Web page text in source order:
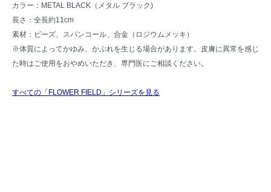
カラー：METAL BLACK（メタル ブラック)
長さ：全長約11cm
素材：ビーズ、スパンコール、合金（ロジウムメッキ）
※体質によってかゆみ、かぶれを生じる場合があります。皮膚に異常を感じ
た時はご使用をおやめいただき、専門医にご相談ください。
すべての「FLOWER FIELD」シリーズを見る